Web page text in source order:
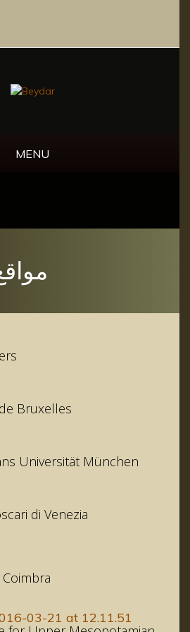
MENU
Bruxelles
Universität München
di Venezia